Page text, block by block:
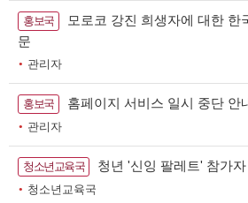
홍보국
모로코 강진 희생자에 대한 한
문
관리자
홍보국 홈페이지 서비스 일시 중단 안
관리자
청소년교육국 청년 '신잉 팔레트' 참가
청소년교육국